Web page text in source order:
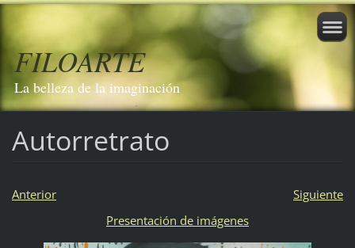
FILOARTE
La belleza de la imaginación
Autorretrato
Anterior
Siguiente
Presentación de imágenes